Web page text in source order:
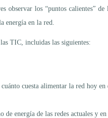
los “puntos calientes”
energía en la red.
TIC, incluidas las siguientes:
cuesta alimentar la red hoy
energía de las redes actuales y